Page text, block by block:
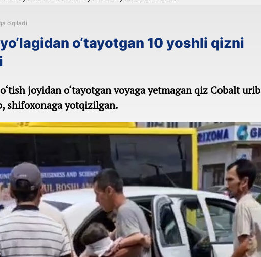
o‘qiladi
o‘tayotgan 10 yoshli qizni
joyidan o‘tayotgan voyaga yetmagan qiz Cobalt urib
shifoxonaga yotqizilgan.